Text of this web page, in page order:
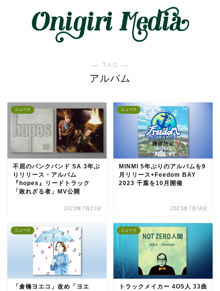
― TAG ―
アルバム
ニュース
不屈のパンクバンド SA 3年ぶ
りリリース・アルバム
『hopes』リードトラック
「敗れざる者」MV公開
2023年7月21日
ニュース
MINMI 5年ぶりのアルバムを9
月リリース+Feedom BAY
2023 千葉を10月開催
2023年7月14日
ニュース
「倉橋ヨエコ」改め「ヨエ
ニュース
トラックメイカー 4O5人 33曲